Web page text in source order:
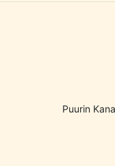
Puurin